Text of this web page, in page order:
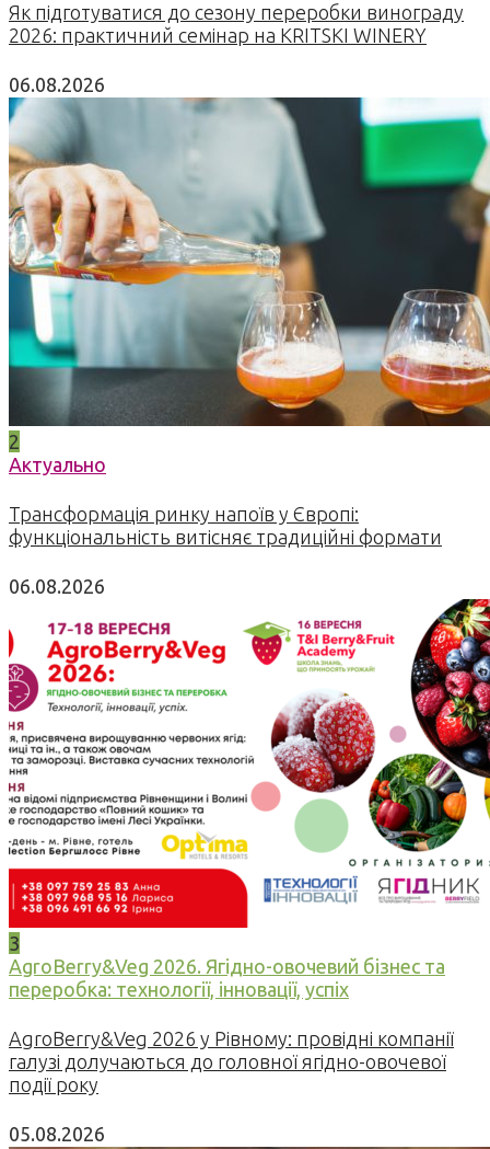
Як підготуватися до сезону переробки винограду
2026: практичний семінар на KRITSKI WINERY
06.08.2026
2
Актуально
Трансформація ринку напоїв у Європі:
функціональність витісняє традиційні формати
06.08.2026
3
AgroBerry&Veg 2026. Ягідно-овочевий бізнес та
переробка: технології, інновації, успіх
AgroBerry&Veg 2026 у Рівному: провідні компанії
галузі долучаються до головної ягідно-овочевої
події року
05.08.2026